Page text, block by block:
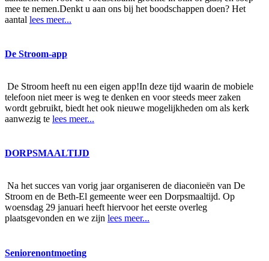
mee te nemen.Denkt u aan ons bij het boodschappen doen? Het
aantal lees meer...
De Stroom-app
De Stroom heeft nu een eigen app!In deze tijd waarin de mobiele
telefoon niet meer is weg te denken en voor steeds meer zaken
wordt gebruikt, biedt het ook nieuwe mogelijkheden om als kerk
aanwezig te lees meer...
DORPSMAALTIJD
Na het succes van vorig jaar organiseren de diaconieën van De
Stroom en de Beth-El gemeente weer een Dorpsmaaltijd. Op
woensdag 29 januari heeft hiervoor het eerste overleg
plaatsgevonden en we zijn lees meer...
Seniorenontmoeting